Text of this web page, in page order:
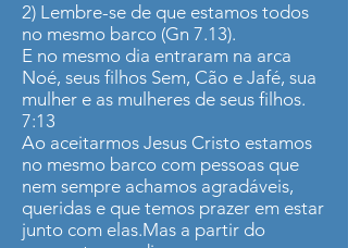
2) Lembre-se de que estamos todos
no mesmo barco (Gn 7.13).
E no mesmo dia entraram na arca
Noé, seus filhos Sem, Cão e Jafé, sua
mulher e as mulheres de seus filhos.
7:13
Ao aceitarmos Jesus Cristo estamos
no mesmo barco com pessoas que
nem sempre achamos agradáveis,
queridas e que temos prazer em estar
junto com elas.Mas a partir do